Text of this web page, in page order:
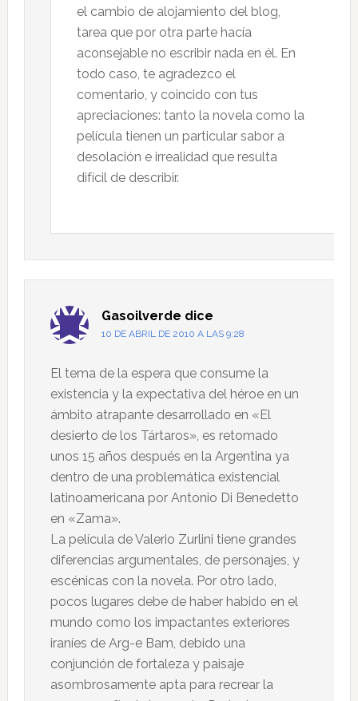
el cambio de alojamiento del blog,
tarea que por otra parte hacía
aconsejable no escribir nada en él. En
todo caso, te agradezco el
comentario, y coincido con tus
apreciaciones: tanto la novela como la
película tienen un particular sabor a
desolación e irrealidad que resulta
difícil de describir.
Gasoilverde dice
10 DE ABRIL DE 2010 A LAS 9:28
El tema de la espera que consume la
existencia y la expectativa del héroe en un
ámbito atrapante desarrollado en «El
desierto de los Tártaros», es retomado
unos 15 años después en la Argentina ya
dentro de una problemática existencial
latinoamericana por Antonio Di Benedetto
en «Zama».
La película de Valerio Zurlini tiene grandes
diferencias argumentales, de personajes, y
escénicas con la novela. Por otro lado,
pocos lugares debe de haber habido en el
mundo como los impactantes exteriores
iraníes de Arg-e Bam, debido una
conjunción de fortaleza y paisaje
asombrosamente apta para recrear la